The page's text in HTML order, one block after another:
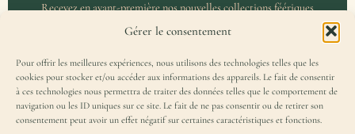
Gérer le consentement
Pour offrir les meilleures expériences, nous utilisons des technologies telles que les
cookies pour stocker et/ou accéder aux informations des appareils. Le fait de consentir
à ces technologies nous permettra de traiter des données telles que le comportement de
navigation ou les ID uniques sur ce site. Le fait de ne pas consentir ou de retirer son
consentement peut avoir un effet négatif sur certaines caractéristiques et fonctions.
Recevez en avant-première nos nouvelles collections féériques
et un accès privilégié aux coulisses de l'atelier.